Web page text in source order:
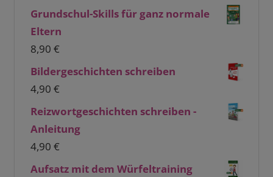
Grundschul-Skills für ganz normale
Eltern
8,90 €
Bildergeschichten schreiben
4,90 €
Reizwortgeschichten schreiben -
Anleitung
4,90 €
Aufsatz mit dem Würfeltraining